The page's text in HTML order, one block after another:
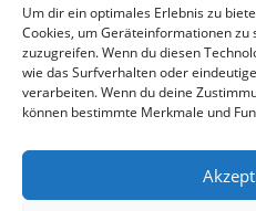
Um dir ein optimales Erlebnis zu
Cookies, um Geräteinformationen
zuzugreifen. Wenn du diesen
wie das Surfverhalten oder
verarbeiten. Wenn du deine
können bestimmte Merkmale und
Designed byElegant